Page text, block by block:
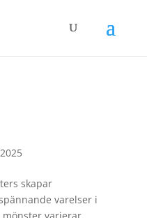
skapar
varelser i